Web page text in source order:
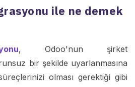
ile ne demek
, Odoo'nun şirket
bir şekilde uyarlanmasına
olması gerektiği gibi